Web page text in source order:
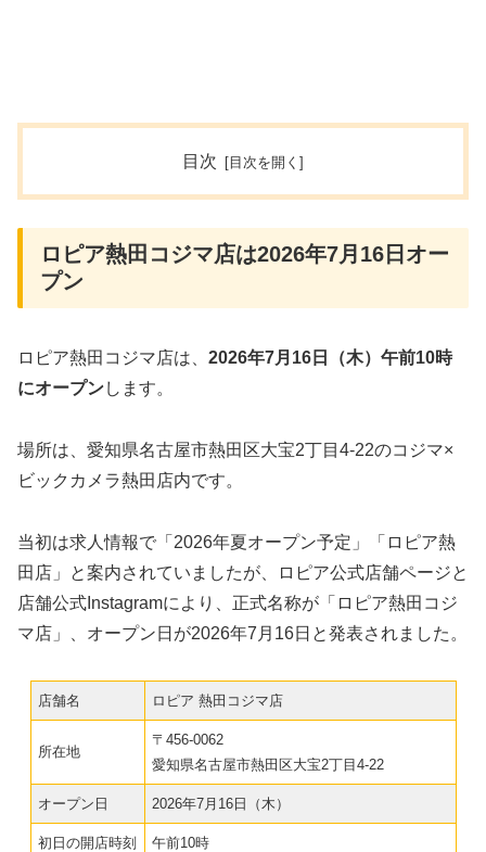
目次
ロピア熱田コジマ店は2026年7月16日オー
プン
ロピア熱田コジマ店は、 2026年7月16日（木）午前10時
にオープンします。
場所は、愛知県名古屋市熱田区大宝2丁目4-22のコジマ×
ビックカメラ熱田店内です。
当初は求人情報で「2026年夏オープン予定」「ロピア熱
田店」と案内されていましたが、ロピア公式店舗ページと
店舗公式Instagramにより、正式名称が「ロピア熱田コジ
マ店」、オープン日が2026年7月16日と発表されました。
店舗名 ロピア 熱田コジマ店
所在地
〒456-0062
愛知県名古屋市熱田区大宝2丁目4-22
オープン日 2026年7月16日（木）
初日の開店時刻 午前10時